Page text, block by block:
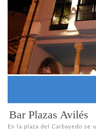
Bar Plazas Avilés
En la plaza del Carbayedo se